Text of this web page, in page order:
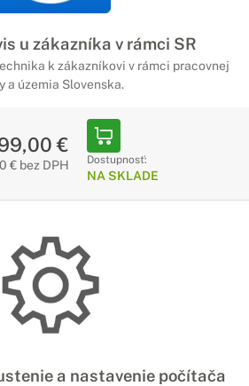
u zákazníka v rámci SR
k zákazníkovi v rámci pracovnej
a územia Slovenska.
€
€ bez DPH Dostupnosť:
NA SKLADE
a nastavenie počítača